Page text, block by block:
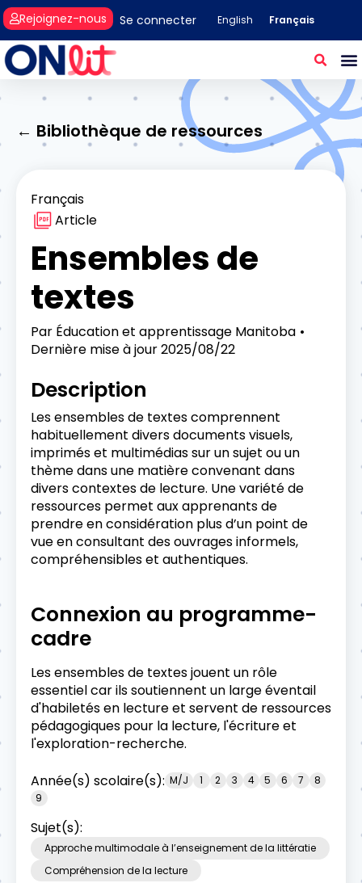
Se connecter
Rejoignez-nous English Français
← Bibliothèque de ressources
Français
Article
Ensembles de
textes
Par Éducation et apprentissage Manitoba
Dernière mise à jour2025/08/22
Description
Les ensembles de textes comprennent
habituellement divers documents visuels,
imprimés et multimédias sur un sujet ou un
thème dans une matière convenant dans
divers contextes de lecture. Une variété de
ressources permet aux apprenants de
prendre en considération plus d’un point de
vue en consultant des ouvrages informels,
compréhensibles et authentiques.
Connexion au programme-
cadre
Les ensembles de textes jouent un rôle
essentiel car ils soutiennent un large éventail
d'habiletés en lecture et servent de ressources
pédagogiques pour la lecture, l'écriture et
l'exploration-recherche.
Année(s) scolaire(s): M/J 1 2 3 4 5 6 7
8
9
Sujet(s):
Approche multimodale à l’enseignement de la littératie
Compréhension de la lecture